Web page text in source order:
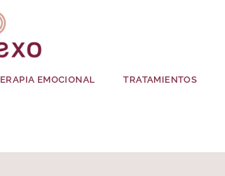
EMOCIONAL TRATAMIENTOS